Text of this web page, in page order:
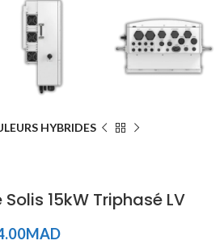
HYBRIDES
15kW Triphasé LV
MAD